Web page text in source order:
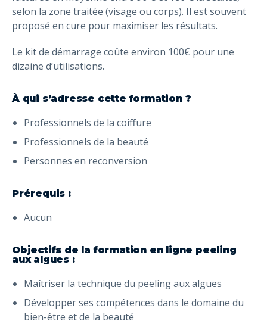
selon la zone traitée (visage ou corps). Il est souvent
proposé en cure pour maximiser les résultats.
Le kit de démarrage coûte environ 100€ pour une
dizaine d’utilisations.
À qui s’adresse cette formation ?
Professionnels de la coiffure
Professionnels de la beauté
Personnes en reconversion
Prérequis :
Aucun
Objectifs de la formation en ligne peeling
aux algues :
Maîtriser la technique du peeling aux algues
Développer ses compétences dans le domaine du
bien-être et de la beauté